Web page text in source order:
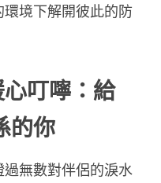
境下解開彼此的防
叮嚀：給
的你
無數對伴侶的淚水